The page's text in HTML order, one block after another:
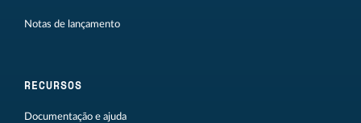
Notas de lançamento
RECURSOS
Documentação e ajuda